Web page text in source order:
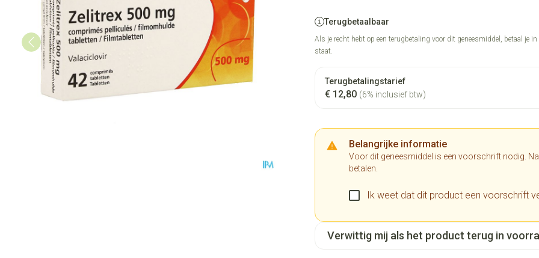
Terugbetaalbaar
Als je recht hebt op een terugbetaling voor dit geneesmiddel, betaal je
staat.
Terugbetalingstarief
€ 12,80 (6% inclusief btw)
Belangrijke informatie
Voor dit geneesmiddel is een voorschrift nodig.
betalen.
Ik weet dat dit product een voorschrift
Verwittig mij als het product terug in